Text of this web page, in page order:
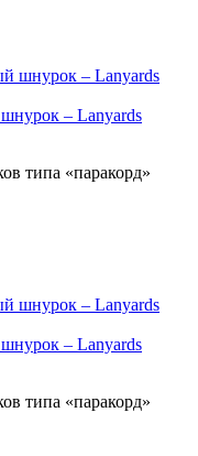
– Lanyards
типа «паракорд»
– Lanyards
типа «паракорд»